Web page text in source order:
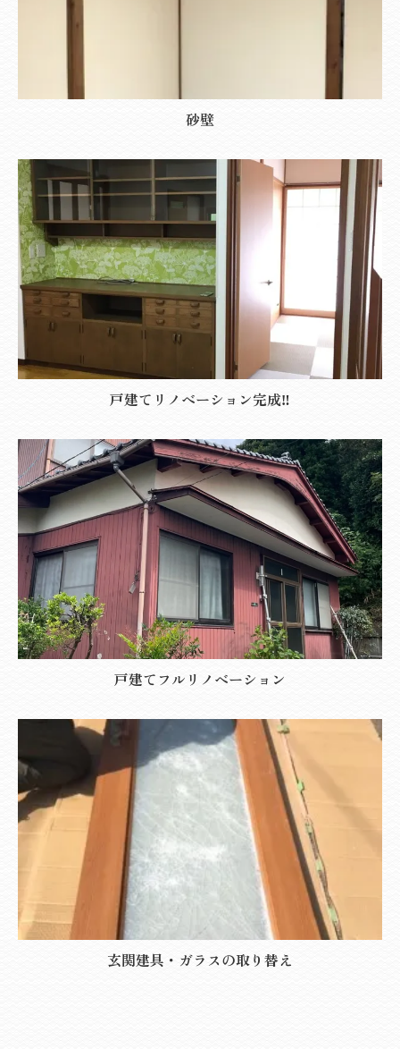
砂壁
戸建てリノベーション完成‼
戸建てフルリノベーション
玄関建具・ガラスの取り替え